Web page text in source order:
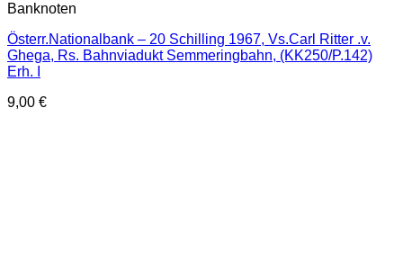
Banknoten
Österr.Nationalbank – 20 Schilling 1967, Vs.Carl Ritter .v.
Ghega, Rs. Bahnviadukt Semmeringbahn, (KK250/P.142)
Erh. I
9,00 €